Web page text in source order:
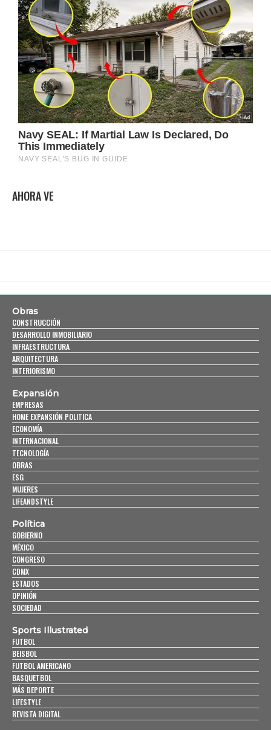
AHORA VE
Obras
CONSTRUCCIÓN
DESARROLLO INMOBILIARIO
INFRAESTRUCTURA
ARQUITECTURA
INTERIORISMO
Expansión
EMPRESAS
HOME EXPANSIÓN POLITICA
ECONOMÍA
INTERNACIONAL
TECNOLOGÍA
OBRAS
ESG
MUJERES
LIFEANDSTYLE
Política
GOBIERNO
MÉXICO
CONGRESO
CDMX
ESTADOS
OPINIÓN
SOCIEDAD
Sports Illustrated
FUTBOL
BEISBOL
FUTBOL AMERICANO
BASQUETBOL
MÁS DEPORTE
LIFESTYLE
REVISTA DIGITAL